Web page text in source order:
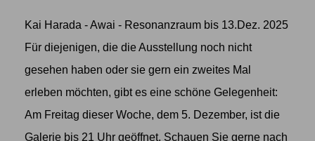
Kai Harada - Awai - Resonanzraum bis 13.Dez. 2025
Für diejenigen, die die Ausstellung noch nicht
gesehen haben oder sie gern ein zweites Mal
erleben möchten, gibt es eine schöne Gelegenheit:
Am Freitag dieser Woche, dem 5. Dezember, ist die
Galerie bis 21 Uhr geöffnet. Schauen Sie gerne nach